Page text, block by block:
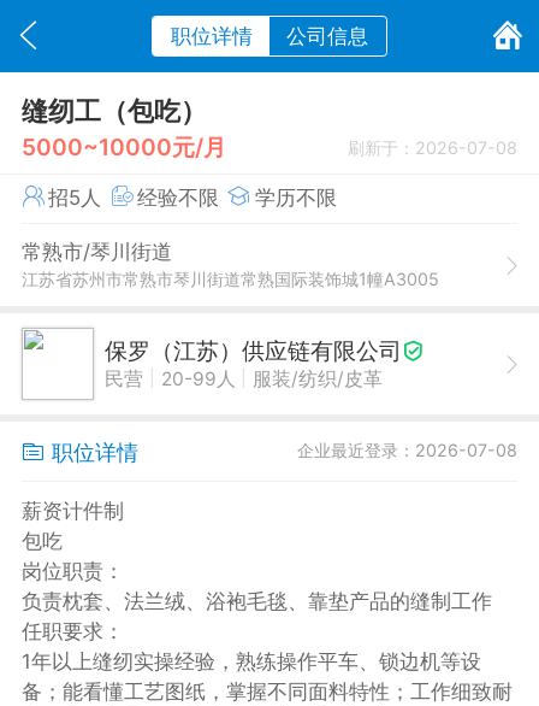
职位详情 公司信息
缝纫工（包吃）
5000~10000元/月 刷新于：2026-07-08
招5人 经验不限 学历不限
常熟市/琴川街道
江苏省苏州市常熟市琴川街道常熟国际装饰城1幢A3005
保罗（江苏）供应链有限公司
民营 20-99人 服装/纺织/皮革
职位详情 企业最近登录：2026-07-08
薪资计件制
包吃
岗位职责：
负责枕套、法兰绒、浴袍毛毯、靠垫产品的缝制工作
任职要求：
1年以上缝纫实操经验，熟练操作平车、锁边机等设
备；能看懂工艺图纸，掌握不同面料特性；工作细致耐